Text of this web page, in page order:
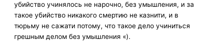
убийство учинялось не нарочно, без умышления, и за
такое убийство никакого смертию не казнити, и в
тюрьму не сажати потому, что такое дело учиниться
грешным делом без умышления «).